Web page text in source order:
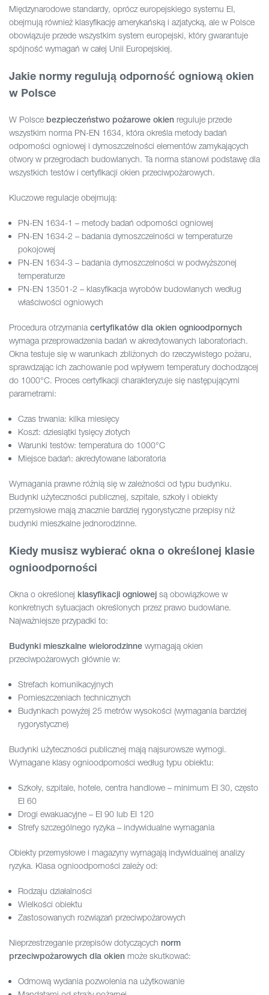
Międzynarodowe standardy, oprócz europejskiego systemu EI,
obejmują również klasyfikację amerykańską i azjatycką, ale w Polsce
obowiązuje przede wszystkim system europejski, który gwarantuje
spójność wymagań w całej Unii Europejskiej.
Jakie normy regulują odporność ogniową okien
w Polsce
W Polsce bezpieczeństwo pożarowe okien reguluje przede
wszystkim norma PN-EN 1634, która określa metody badań
odporności ogniowej i dymoszczelności elementów zamykających
otwory w przegrodach budowlanych. Ta norma stanowi podstawę dla
wszystkich testów i certyfikacji okien przeciwpożarowych.
Kluczowe regulacje obejmują:
PN-EN 1634-1 – metody badań odporności ogniowej
PN-EN 1634-2 – badania dymoszczelności w temperaturze
pokojowej
PN-EN 1634-3 – badania dymoszczelności w podwyższonej
temperaturze
PN-EN 13501-2 – klasyfikacja wyrobów budowlanych według
właściwości ogniowych
Procedura otrzymania certyfikatów dla okien ognioodpornych
wymaga przeprowadzenia badań w akredytowanych laboratoriach.
Okna testuje się w warunkach zbliżonych do rzeczywistego pożaru,
sprawdzając ich zachowanie pod wpływem temperatury dochodzącej
do 1000°C. Proces certyfikacji charakteryzuje się następującymi
parametrami:
Czas trwania: kilka miesięcy
Koszt: dziesiątki tysięcy złotych
Warunki testów: temperatura do 1000°C
Miejsce badań: akredytowane laboratoria
Wymagania prawne różnią się w zależności od typu budynku.
Budynki użyteczności publicznej, szpitale, szkoły i obiekty
przemysłowe mają znacznie bardziej rygorystyczne przepisy niż
budynki mieszkalne jednorodzinne.
Kiedy musisz wybierać okna o określonej klasie
ognioodporności
Okna o określonej klasyfikacji ogniowej są obowiązkowe w
konkretnych sytuacjach określonych przez prawo budowlane.
Najważniejsze przypadki to:
Budynki mieszkalne wielorodzinne wymagają okien
przeciwpożarowych głównie w:
Strefach komunikacyjnych
Pomieszczeniach technicznych
Budynkach powyżej 25 metrów wysokości (wymagania bardziej
rygorystyczne)
Budynki użyteczności publicznej mają najsurowsze wymogi.
Wymagane klasy ognioodporności według typu obiektu:
Szkoły, szpitale, hotele, centra handlowe – minimum EI 30, często
EI 60
Drogi ewakuacyjne – EI 90 lub EI 120
Strefy szczególnego ryzyka – indywidualne wymagania
Obiekty przemysłowe i magazyny wymagają indywidualnej analizy
ryzyka. Klasa ognioodporności zależy od:
Rodzaju działalności
Wielkości obiektu
Zastosowanych rozwiązań przeciwpożarowych
Nieprzestrzeganie przepisów dotyczących norm
przeciwpożarowych dla okien może skutkować:
Odmową wydania pozwolenia na użytkowanie